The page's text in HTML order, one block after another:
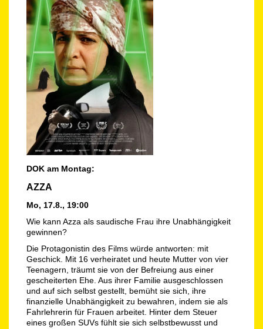
DOK am Montag:
AZZA
Mo, 17.8., 19:00
Wie kann Azza als saudische Frau ihre Unabhängigkeit
gewinnen?
Die Protagonistin des Films würde antworten: mit
Geschick. Mit 16 verheiratet und heute Mutter von vier
Teenagern, träumt sie von der Befreiung aus einer
gescheiterten Ehe. Aus ihrer Familie ausgeschlossen
und auf sich selbst gestellt, bemüht sie sich, ihre
finanzielle Unabhängigkeit zu bewahren, indem sie als
Fahrlehrerin für Frauen arbeitet. Hinter dem Steuer
eines großen SUVs fühlt sie sich selbstbewusst und